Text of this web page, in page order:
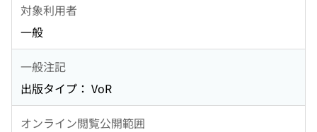
対象利用者
一般
一般注記
出版タイプ： VoR
オンライン閲覧公開範囲